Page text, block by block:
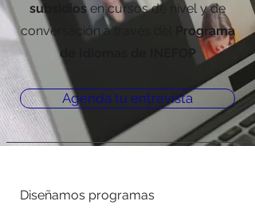
subsidiosen cursos de nivel y de
conversación a través del
Programa
de Idiomas de INEFOP
Agenda tu entrevista
Diseñamos programas